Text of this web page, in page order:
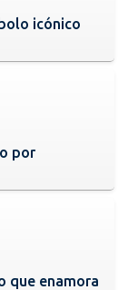
icónico
por
que enamora